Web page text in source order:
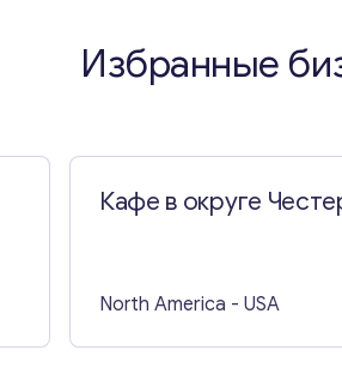
Избранные
Кафе в округе
North America - USA